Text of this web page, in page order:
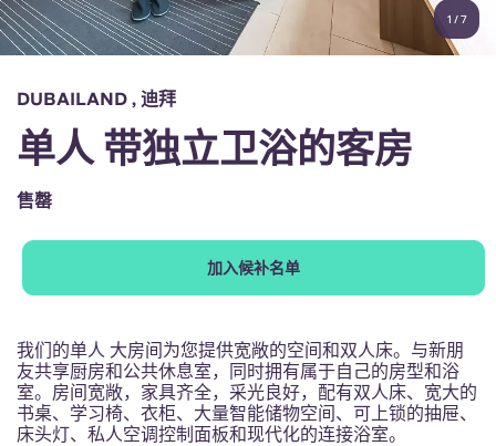
English (GB)
Chinese
Català
Italian
选择一个国家
立即预订
1 /7
DUBAILAND , 迪拜
单人 带独立卫浴的客房
售罄
加入候补名单
我们的单人 大房间为您提供宽敞的空间和双人床。与新朋
友共享厨房和公共休息室，同时拥有属于自己的房型和浴
室。房间宽敞，家具齐全，采光良好，配有双人床、宽大的
书桌、学习椅、衣柜、大量智能储物空间、可上锁的抽屉、
床头灯、私人空调控制面板和现代化的连接浴室。